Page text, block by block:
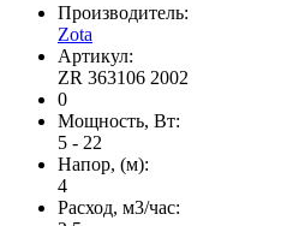
Производитель:
Zota
Артикул:
ZR 363106 2002
0
Мощность, Вт:
5 - 22
Напор, (м):
4
Расход, м3/час: